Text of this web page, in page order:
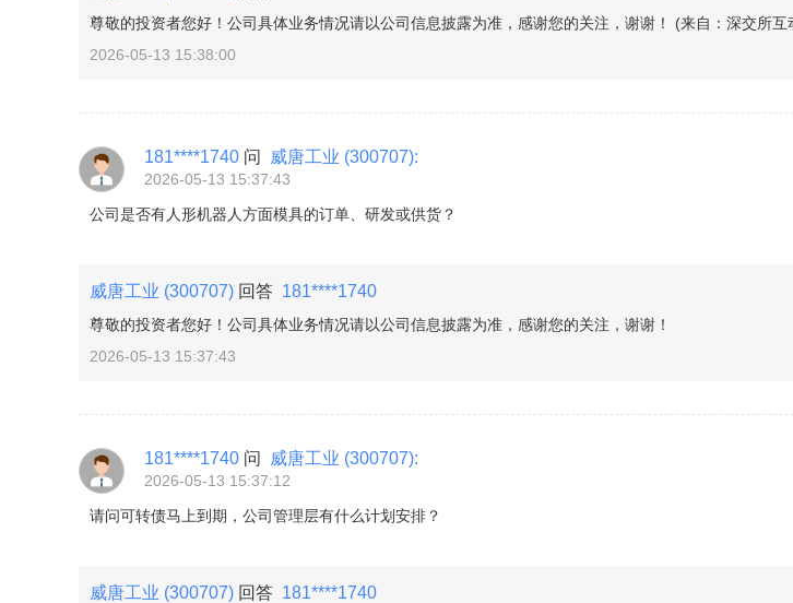
尊敬的投资者您好！公司具体业务情况请以公司信息披露为准，感谢您的关注，谢谢！ (来自：深交所互
2026-05-13 15:38:00
181****1740 问 威唐工业 (300707):
2026-05-13 15:37:43
公司是否有人形机器人方面模具的订单、研发或供货？
威唐工业 (300707) 回答 181****1740
尊敬的投资者您好！公司具体业务情况请以公司信息披露为准，感谢您的关注，谢谢！
2026-05-13 15:37:43
181****1740 问 威唐工业 (300707):
2026-05-13 15:37:12
请问可转债马上到期，公司管理层有什么计划安排？
威唐工业 (300707) 回答 181****1740